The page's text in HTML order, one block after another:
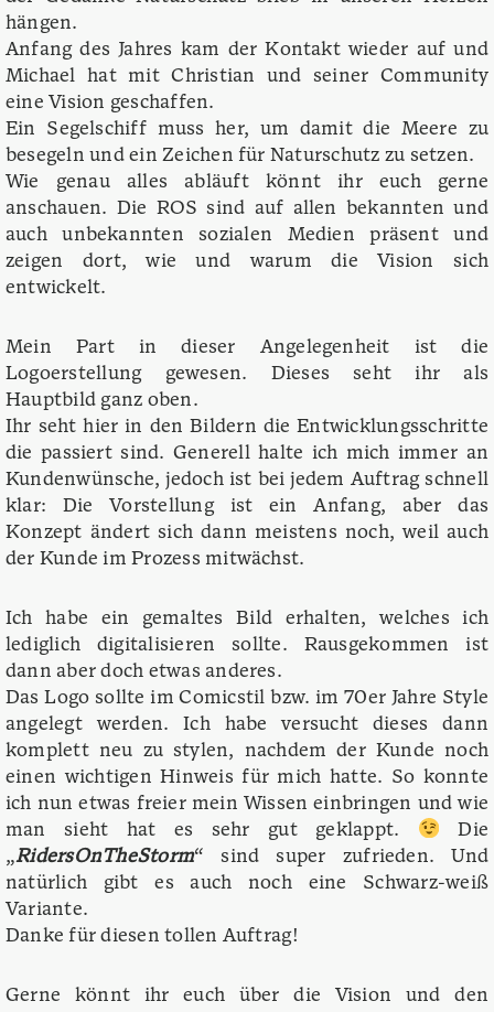
hängen.
Anfang des Jahres kam der Kontakt wieder auf und
Michael hat mit Christian und seiner Community
eine Vision geschaffen.
Ein Segelschiff muss her, um damit die Meere zu
besegeln und ein Zeichen für Naturschutz zu setzen.
Wie genau alles abläuft könnt ihr euch gerne
anschauen. Die ROS sind auf allen bekannten und
auch unbekannten sozialen Medien präsent und
zeigen dort, wie und warum die Vision sich
entwickelt.
Mein Part in dieser Angelegenheit ist die
Logoerstellung gewesen. Dieses seht ihr als
Hauptbild ganz oben.
Ihr seht hier in den Bildern die Entwicklungsschritte
die passiert sind. Generell halte ich mich immer an
Kundenwünsche, jedoch ist bei jedem Auftrag schnell
klar: Die Vorstellung ist ein Anfang, aber das
Konzept ändert sich dann meistens noch, weil auch
der Kunde im Prozess mitwächst.
Ich habe ein gemaltes Bild erhalten, welches ich
lediglich digitalisieren sollte. Rausgekommen ist
dann aber doch etwas anderes.
Das Logo sollte im Comicstil bzw. im 70er Jahre Style
angelegt werden. Ich habe versucht dieses dann
komplett neu zu stylen, nachdem der Kunde noch
einen wichtigen Hinweis für mich hatte. So konnte
ich nun etwas freier mein Wissen einbringen und wie
man sieht hat es sehr gut geklappt.
Die
„RidersOnTheStorm“ sind super zufrieden. Und
natürlich gibt es auch noch eine Schwarz-weiß
Variante.
Danke für diesen tollen Auftrag!
Gerne könnt ihr euch über die Vision und den